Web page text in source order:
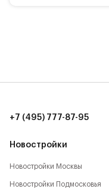
Новостройки
Новостройки Москвы
Новостройки Подмосковья
+7 (495) 777-87-95